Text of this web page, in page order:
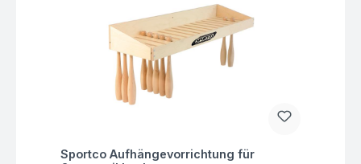
Fragen zum Artikel
Sportco Aufhängevorrichtung für